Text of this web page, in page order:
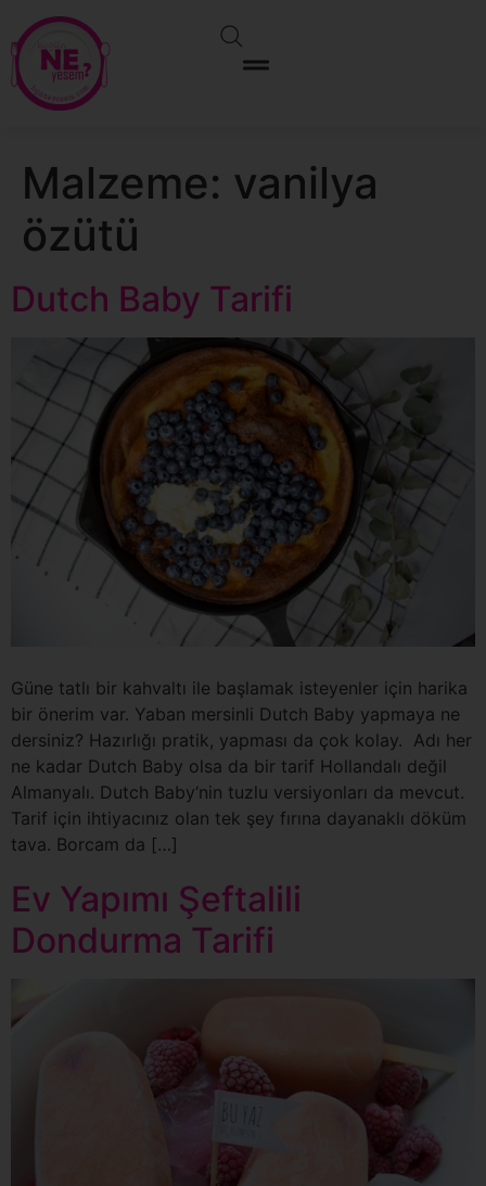
Malzeme: vanilya
özütü
Dutch Baby Tarifi
Güne tatlı bir kahvaltı ile başlamak isteyenler için harika
bir önerim var. Yaban mersinli Dutch Baby yapmaya ne
dersiniz? Hazırlığı pratik, yapması da çok kolay. Adı her
ne kadar Dutch Baby olsa da bir tarif Hollandalı değil
Almanyalı. Dutch Baby‘nin tuzlu versiyonları da mevcut.
Tarif için ihtiyacınız olan tek şey fırına dayanaklı döküm
tava. Borcam da […]
Ev Yapımı Şeftalili
Dondurma Tarifi